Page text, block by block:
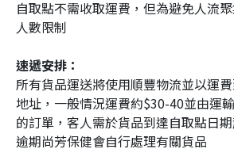
自取點不需收取運費，但為避免人流
人數限制
速遞安排：
所有貨品運送將使用順豐物流並以運
地址，一般情況運費約$30-40並由運
的訂單，客人需於貨品到達自取點日
逾期尚芳保健會自行處理有關貨品